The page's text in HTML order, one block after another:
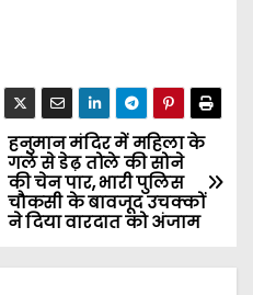
हनुमान मंदिर में महिला के
गले से डेढ़ तोले की सोने
की चेन पार, भारी पुलिस
चौकसी के बावजूद उचक्कों
ने दिया वारदात को अंजाम